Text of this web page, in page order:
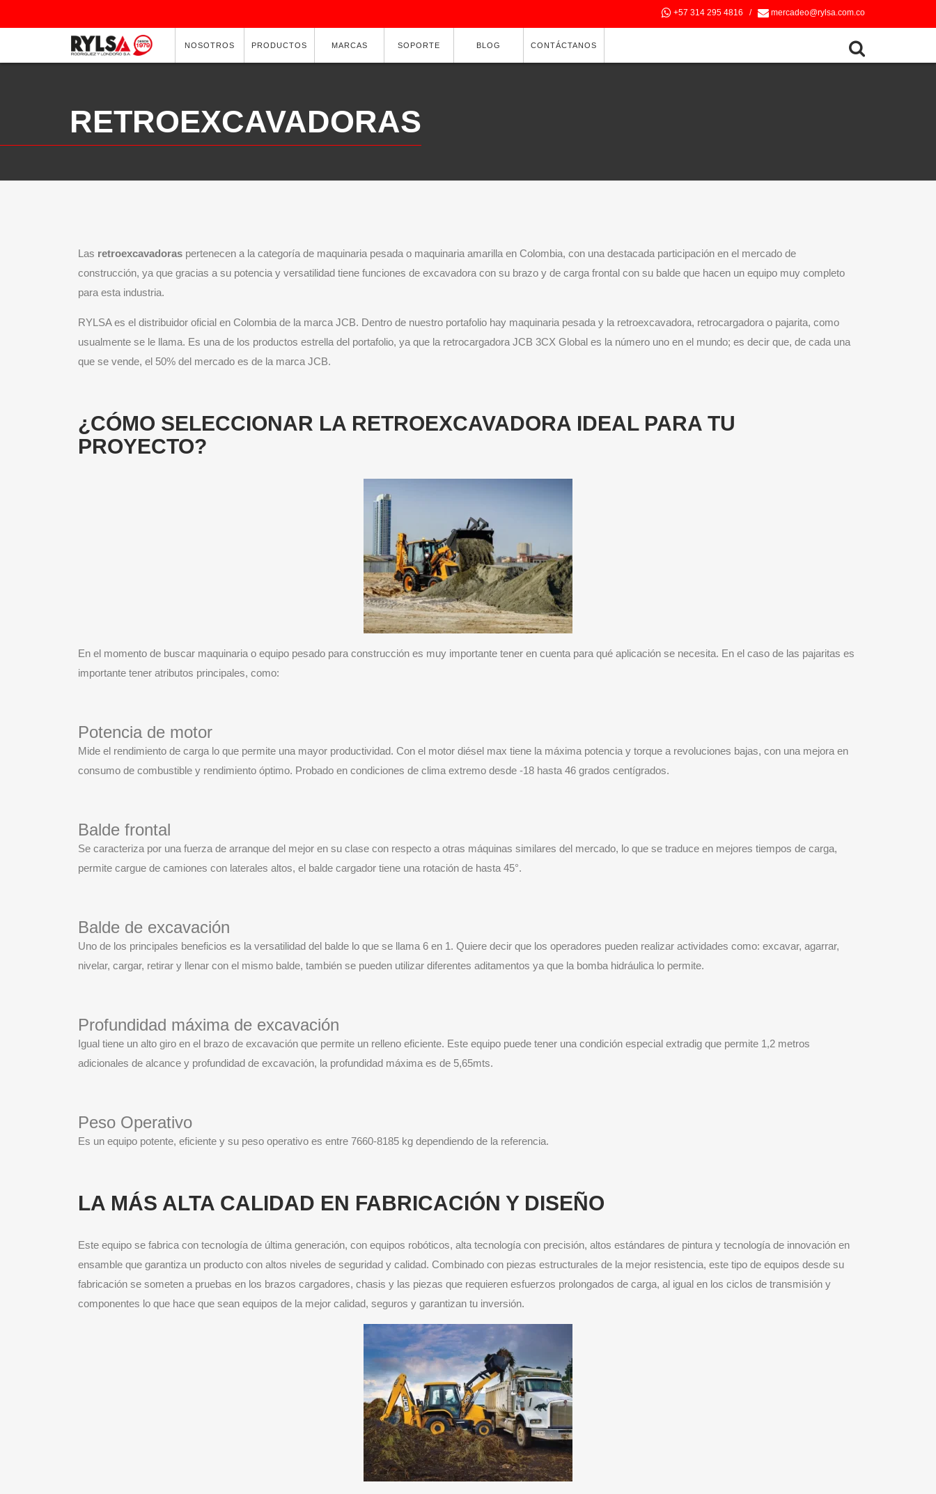
+57 314 295 4816 / mercadeo@rylsa.com.co
NOSOTROS PRODUCTOS MARCAS SOPORTE BLOG CONTÁCTANOS
RETROEXCAVADORAS
Las retroexcavadoras pertenecen a la categoría de maquinaria pesada o maquinaria amarilla en Colombia, con una destacada participación en el mercado de
construcción, ya que gracias a su potencia y versatilidad tiene funciones de excavadora con su brazo y de carga frontal con su balde que hacen un equipo muy completo
para esta industria.
RYLSA es el distribuidor oficial en Colombia de la marca JCB. Dentro de nuestro portafolio hay maquinaria pesada y la retroexcavadora, retrocargadora o pajarita, como
usualmente se le llama. Es una de los productos estrella del portafolio, ya que la retrocargadora JCB 3CX Global es la número uno en el mundo; es decir que, de cada una
que se vende, el 50% del mercado es de la marca JCB.
¿CÓMO SELECCIONAR LA RETROEXCAVADORA IDEAL PARA TU
PROYECTO?
En el momento de buscar maquinaria o equipo pesado para construcción es muy importante tener en cuenta para qué aplicación se necesita. En el caso de las pajaritas es
importante tener atributos principales, como:
Potencia de motor
Mide el rendimiento de carga lo que permite una mayor productividad. Con el motor diésel max tiene la máxima potencia y torque a revoluciones bajas, con una mejora en
consumo de combustible y rendimiento óptimo. Probado en condiciones de clima extremo desde -18 hasta 46 grados centígrados.
Balde frontal
Se caracteriza por una fuerza de arranque del mejor en su clase con respecto a otras máquinas similares del mercado, lo que se traduce en mejores tiempos de carga,
permite cargue de camiones con laterales altos, el balde cargador tiene una rotación de hasta 45°.
Balde de excavación
Uno de los principales beneficios es la versatilidad del balde lo que se llama 6 en 1. Quiere decir que los operadores pueden realizar actividades como: excavar, agarrar,
nivelar, cargar, retirar y llenar con el mismo balde, también se pueden utilizar diferentes aditamentos ya que la bomba hidráulica lo permite.
Profundidad máxima de excavación
Igual tiene un alto giro en el brazo de excavación que permite un relleno eficiente. Este equipo puede tener una condición especial extradig que permite 1,2 metros
adicionales de alcance y profundidad de excavación, la profundidad máxima es de 5,65mts.
Peso Operativo
Es un equipo potente, eficiente y su peso operativo es entre 7660-8185 kg dependiendo de la referencia.
LA MÁS ALTA CALIDAD EN FABRICACIÓN Y DISEÑO
Este equipo se fabrica con tecnología de última generación, con equipos robóticos, alta tecnología con precisión, altos estándares de pintura y tecnología de innovación en
ensamble que garantiza un producto con altos niveles de seguridad y calidad. Combinado con piezas estructurales de la mejor resistencia, este tipo de equipos desde su
fabricación se someten a pruebas en los brazos cargadores, chasis y las piezas que requieren esfuerzos prolongados de carga, al igual en los ciclos de transmisión y
componentes lo que hace que sean equipos de la mejor calidad, seguros y garantizan tu inversión.